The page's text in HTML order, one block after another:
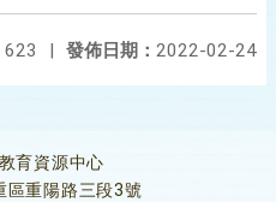
發佈日期： 2022-02-24
623 |
育資源中心
區重陽路三段3號